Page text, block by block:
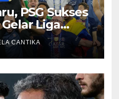
PSG Sukses
Liga
CANTIKA